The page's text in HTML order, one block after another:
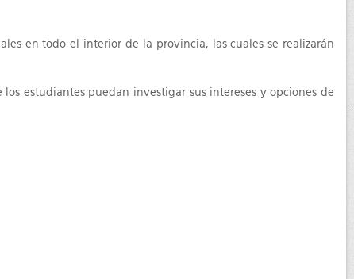
en todo el interior de la provincia, las cuales se realizarán
estudiantes puedan investigar sus intereses y opciones de